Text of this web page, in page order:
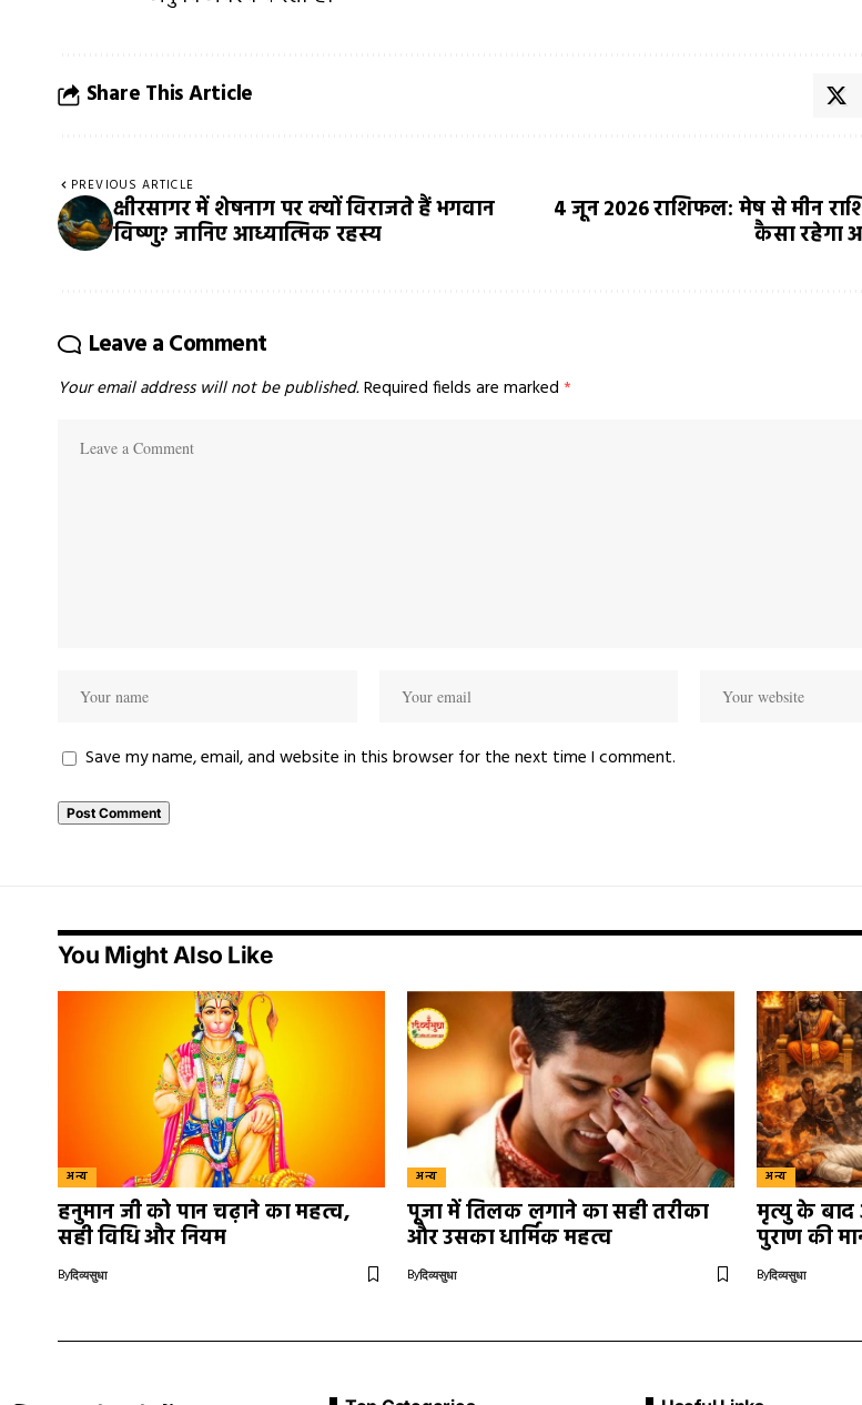
Share This Article
PREVIOUS ARTICLE
क्षीरसागर में शेषनाग पर क्यों विराजते हैं भगवान
विष्णु? जानिए आध्यात्मिक रहस्य
4 जून 2026 राशिफल: मेष से मीन
कैसा रहेगा
Leave a Comment
Your email address will not be published.Required fields are marked *
Save my name, email, and website in this browser for the next time I comment.
You Might Also Like
अन्य
हनुमान जी को पान चढ़ाने का महत्व,
सही विधि और नियम
Byदिव्यसुधा
अन्य
पूजा में तिलक लगाने का सही तरीका
और उसका धार्मिक महत्व
Byदिव्यसुधा
अन्य
मृत्यु के बाद
पुराण की
Byदिव्यसुधा